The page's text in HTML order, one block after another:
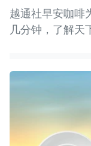
越通社早安咖啡
几分钟，了解天